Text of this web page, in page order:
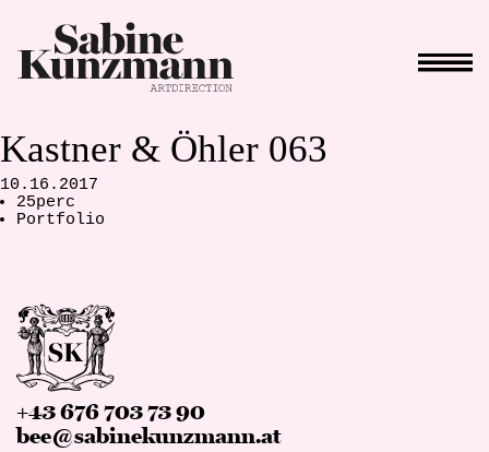
Kastner & Öhler 063
10.16.2017
25perc
Portfolio
+43 676 703 73 90
bee@sabinekunzmann.at